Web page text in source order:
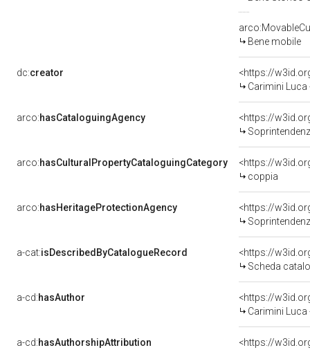
Bene mobile
dc:creator
<https://
Carimini
arco:hasCataloguingAgency
<https://
arco:hasCulturalPropertyCataloguingCategory
<https://
coppia
arco:hasHeritageProtectionAgency
<https://
a-cat:isDescribedByCatalogueRecord
<https://
Scheda
a-cd:hasAuthor
<https://
Carimini
a-cd:hasAuthorshipAttribution
<https://